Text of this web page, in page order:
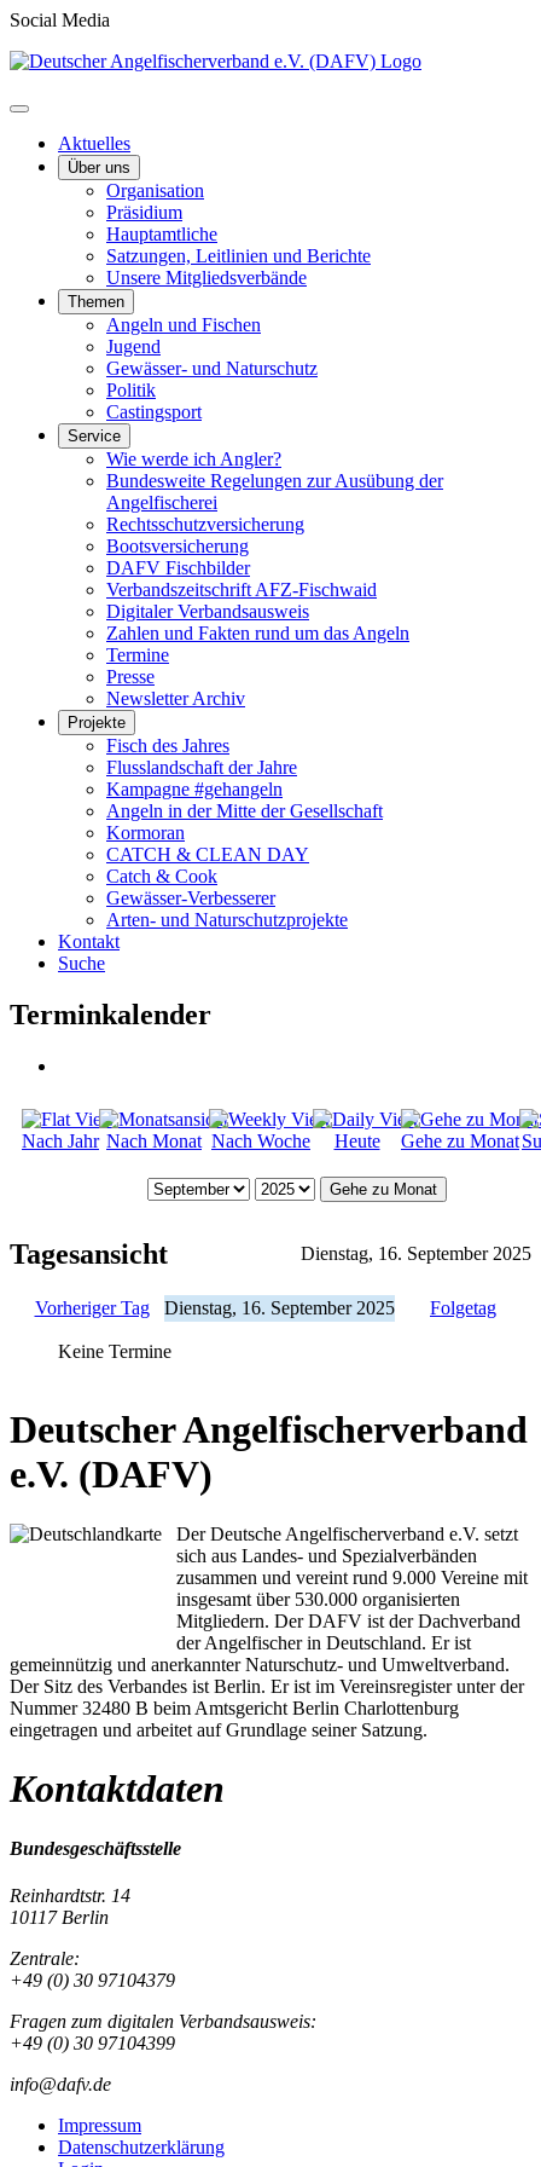
Social Media
Aktuelles
Über uns
Organisation
Präsidium
Hauptamtliche
Satzungen, Leitlinien und Berichte
Unsere Mitgliedsverbände
Themen
Angeln und Fischen
Jugend
Gewässer- und Naturschutz
Politik
Castingsport
Service
Wie werde ich Angler?
Bundesweite Regelungen zur Ausübung der
Angelfischerei
Rechtsschutzversicherung
Bootsversicherung
DAFV Fischbilder
Verbandszeitschrift AFZ-Fischwaid
Digitaler Verbandsausweis
Zahlen und Fakten rund um das Angeln
Termine
Presse
Newsletter Archiv
Projekte
Fisch des Jahres
Flusslandschaft der Jahre
Kampagne #gehangeln
Angeln in der Mitte der Gesellschaft
Kormoran
CATCH & CLEAN DAY
Catch & Cook
Gewässer-Verbesserer
Arten- und Naturschutzprojekte
Kontakt
Suche
Terminkalender
Nach Jahr Nach Monat Nach Woche Heute Gehe zu Monat
Gehe zu Monat
Tagesansicht Dienstag, 16. September 2025
Vorheriger Tag Dienstag, 16. September 2025 Folgetag
Keine Termine
Deutscher Angelfischerverband
e.V. (DAFV)
Der Deutsche Angelfischerverband e.V. setzt
sich aus Landes- und Spezialverbänden
zusammen und vereint rund 9.000 Vereine mit
insgesamt über 530.000 organisierten
Mitgliedern. Der DAFV ist der Dachverband
der Angelfischer in Deutschland. Er ist
gemeinnützig und anerkannter Naturschutz- und Umweltverband.
Der Sitz des Verbandes ist Berlin. Er ist im Vereinsregister unter der
Nummer 32480 B beim Amtsgericht Berlin Charlottenburg
eingetragen und arbeitet auf Grundlage seiner Satzung.
Kontaktdaten
Bundesgeschäftsstelle
Reinhardtstr. 14
10117 Berlin
Zentrale:
+49 (0) 30 97104379
Fragen zum digitalen Verbandsausweis:
+49 (0) 30 97104399
info@dafv.de
Impressum
Datenschutzerklärung